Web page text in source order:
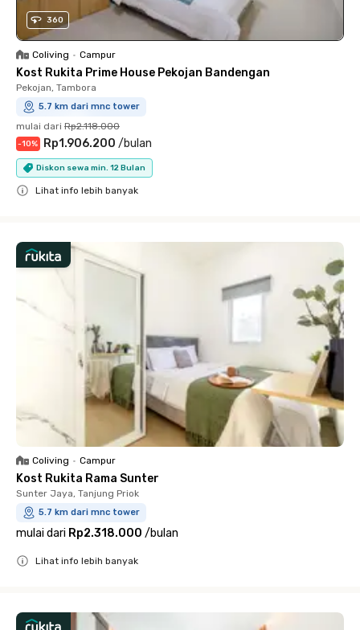
360
Coliving • Campur
Kost Rukita Prime House Pekojan Bandengan
Pekojan, Tambora
5.7 km dari mnc tower
mulai dari Rp2.118.000
-10% Rp1.906.200 /bulan
Diskon sewa min. 12 Bulan
Lihat info lebih banyak
Coliving • Campur
Kost Rukita Rama Sunter
Sunter Jaya, Tanjung Priok
5.7 km dari mnc tower
mulai dari Rp2.318.000 /bulan
Lihat info lebih banyak